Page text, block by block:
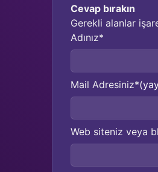
Cevap bırakın
Gerekli alanlar
Adınız*
Mail Adresiniz*
Web siteniz veya